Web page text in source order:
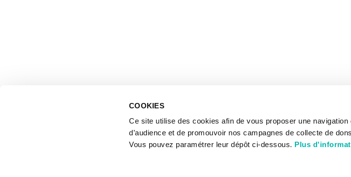
COOKIES
Ce site utilise des cookies afin de vous proposer une
d’audience et de promouvoir nos campagnes de collecte de
Vous pouvez paramétrer leur dépôt ci-dessous. Plus